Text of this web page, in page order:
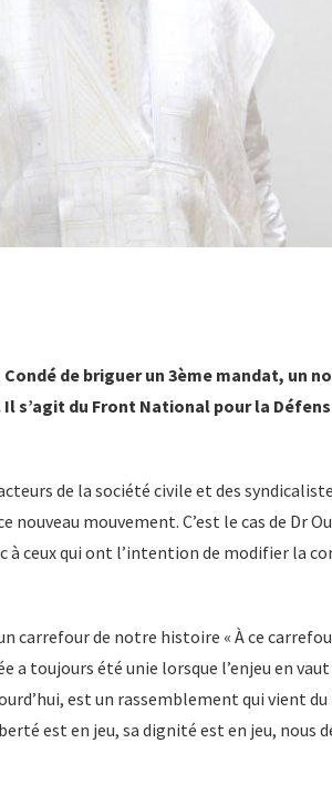
de briguer un 3ème mandat, un
Il s’agit du Front National pour la
de la société civile et des
mouvement. C’est le cas de Dr
à ceux qui ont l’intention de modifier la
carrefour de notre histoire « À ce
a toujours été unie lorsque l’enjeu en vaut
est un rassemblement qui vient
est en jeu, sa dignité est en jeu, nous